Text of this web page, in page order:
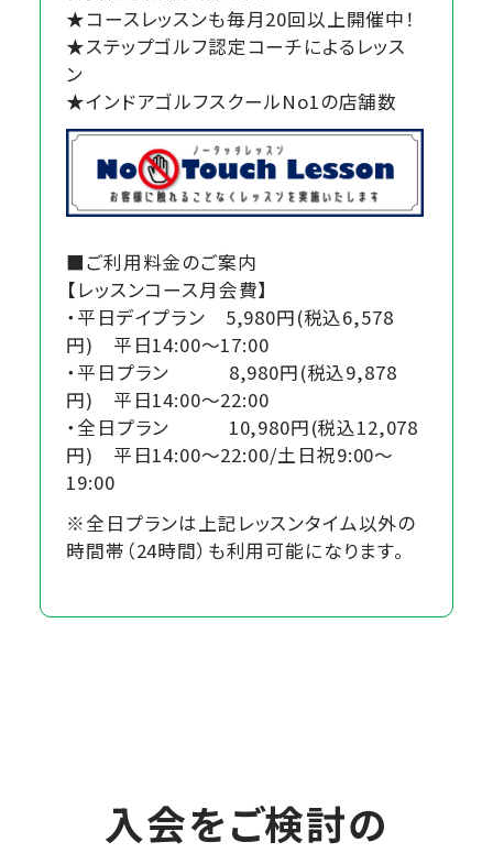
★コースレッスンも毎月20回以上開催中！
★ステップゴルフ認定コーチによるレッス
ン
★インドアゴルフスクールNo1の店舗数
■ご利用料金のご案内
【レッスンコース月会費】
・平日デイプラン 5,980円(税込6,578
円) 平日14:00～17:00
・平日プラン 8,980円(税込9,878
円) 平日14:00～22:00
・全日プラン 10,980円(税込12,078
円) 平日14:00～22:00/土日祝9:00～
19:00
※全日プランは上記レッスンタイム以外の
時間帯（24時間）も利用可能になります。
入会をご検討の